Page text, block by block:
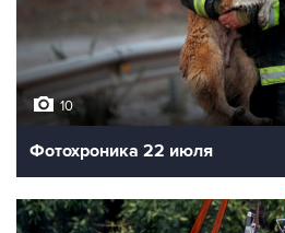
10
Фотохроника 22 июля